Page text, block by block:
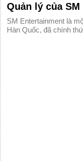
Quản lý của
SM Entertainment là
Hàn Quốc, đã chính